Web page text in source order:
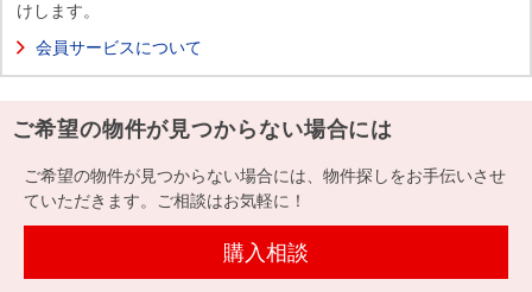
中古
マン
ンを
探す
築・
一戸
建て
す
無
料
定
却
談
売却
店舗のご
案内（首
案内（名
案内（関
ごあいさ
つ
要
Way
経営ビジ
ョン
組織図
役員一
沿革
本社地
図
新卒採用
情報
採用情報
採用情報
提携企業にお勤めの方
けします。
会員サービスについて
ご希望の物件が見つからない場合には
ご希望の物件が見つからない場合には、物件探しをお手伝いさせ
ていただきます。ご相談はお気軽に！
購入相談